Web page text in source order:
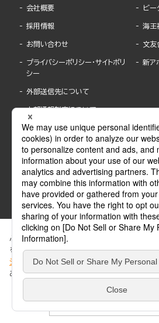
会社概要
採用情報
お問い合わせ
プライバシーポリシー・サイトポリ
シー
外部送信先について
内部通報制度について
ビー
海王
文友
新ア
ABJマークは、この電子書店・電子書籍配信サービスが
得た正規版配信サービスであることを示す登録商標(
ABJマークの詳細、ABJマークを掲示しているサービス
ぶんか社が運営するサイトでは、利便性向
を使用しています。 当社のCookieについて
シー
」をご覧ください。当サイトでは、訪問
ありません。